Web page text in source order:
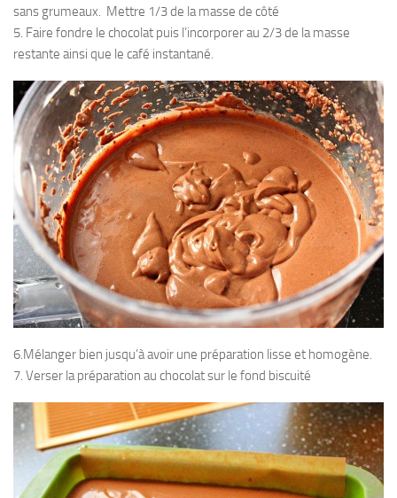
sans grumeaux. Mettre 1/3 de la masse de côté
5. Faire fondre le chocolat puis l’incorporer au 2/3 de la masse
restante ainsi que le café instantané.
6.Mélanger bien jusqu’à avoir une préparation lisse et homogène.
7. Verser la préparation au chocolat sur le fond biscuité